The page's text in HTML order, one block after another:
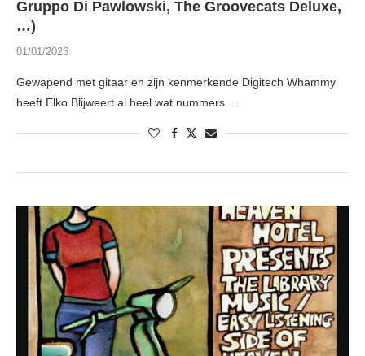
Gruppo Di Pawlowski, The Groovecats Deluxe,
…)
01/01/2023
Gewapend met gitaar en zijn kenmerkende Digitech Whammy
heeft Elko Blijweert al heel wat nummers …